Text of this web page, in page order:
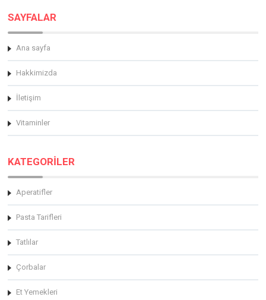
SAYFALAR
Ana sayfa
Hakkimizda
İletişim
Vitaminler
KATEGORİLER
Aperatifler
Pasta Tarifleri
Tatlılar
Çorbalar
Et Yemekleri